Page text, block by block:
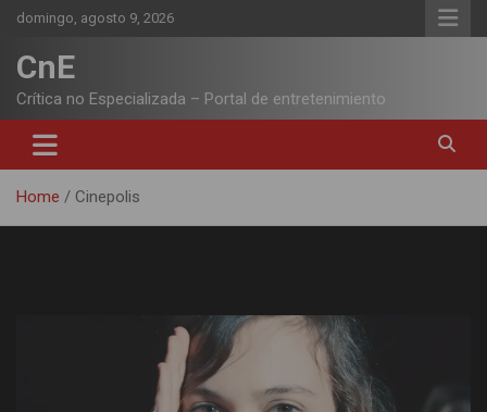
Skip
content
domingo, agosto 9, 2026
CnE
Crítica no Especializada – Portal de entretenimiento
Home Cinepolis